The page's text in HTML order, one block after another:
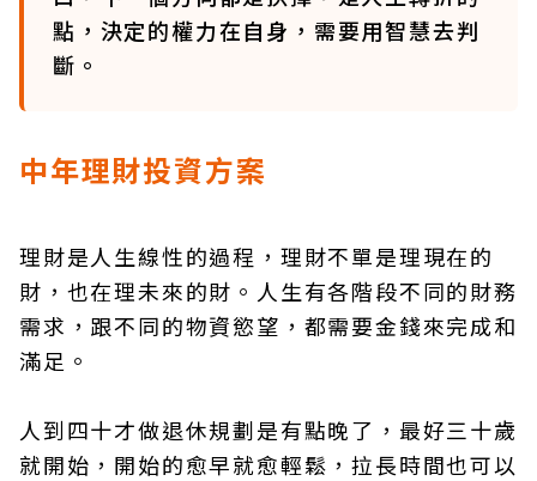
點，決定的權力在自身，需要用智慧去判
斷。
中年理財投資方案
理財是人生線性的過程，理財不單是理現在的
財，也在理未來的財。人生有各階段不同的財務
需求，跟不同的物資慾望，都需要金錢來完成和
滿足。
人到四十才做退休規劃是有點晚了，最好三十歲
就開始，開始的愈早就愈輕鬆，拉長時間也可以